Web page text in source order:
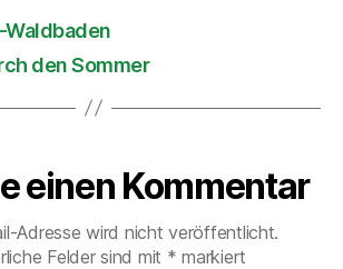
den Sommer
einen Kommentar
Adresse wird nicht veröffentlicht.
Felder sind mit * markiert